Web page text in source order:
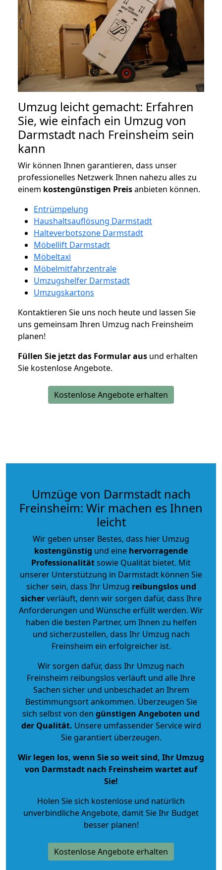
Umzug leicht gemacht: Erfahren
Sie, wie einfach ein Umzug von
Darmstadt nach Freinsheim sein
kann
Wir können Ihnen garantieren, dass unser
professionelles Netzwerk Ihnen nahezu alles zu
einem kostengünstigen Preisanbieten können.
Entrümpelung
Haushaltsauflösung Darmstadt
Halteverbotszone Darmstadt
Möbellift Darmstadt
Möbeltaxi
Möbelmitfahrzentrale
Umzugshelfer Darmstadt
Umzugskartons
Kontaktieren Sie uns noch heute und lassen Sie
uns gemeinsam Ihren Umzug nach Freinsheim
planen!
Füllen Sie jetzt das Formular aus und erhalten
Sie kostenlose Angebote.
Kostenlose Angebote erhalten
Umzüge von Darmstadt nach
Freinsheim: Wir machen es Ihnen
leicht
Wir geben unser Bestes, dass hier Umzug
kostengünstig und eine hervorragende
Professionalitätsowie Qualität bietet. Mit
unserer Unterstützung in Darmstadt können Sie
sicher sein, dass Ihr Umzug reibungslos und
sicherverläuft, denn wir sorgen dafür, dass Ihre
Anforderungen und Wünsche erfüllt werden. Wir
haben die besten Partner, um Ihnen zu helfen
und sicherzustellen, dass Ihr Umzug nach
Freinsheim ein erfolgreicher ist.
Wir sorgen dafür, dass Ihr Umzug nach
Freinsheim reibungslos verläuft und alle Ihre
Sachen sicher und unbeschadet an Ihrem
Bestimmungsort ankommen. Überzeugen Sie
sich selbst von den günstigen Angeboten und
der Qualität. Unsere umfassender Service wird
Sie garantiert überzeugen.
Wir legen los, wenn Sie so weit sind, Ihr Umzug
von Darmstadt nach Freinsheim wartet auf
Sie!
Holen Sie sich kostenlose und natürlich
unverbindliche Angebote, damit Sie Ihr Budget
besser planen!
Kostenlose Angebote erhalten